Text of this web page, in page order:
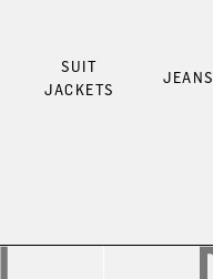
SUIT
JACKETS
JEANS